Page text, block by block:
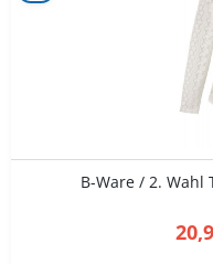
B-Ware / 2. Wahl